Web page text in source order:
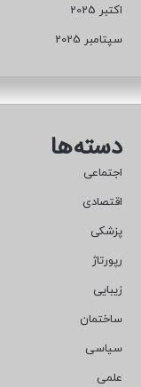
اکتبر 2025
سپتامبر 2025
دسته‌ها
اجتماعی
اقتصادی
پزشکی
رپورتاژ
زیبایی
ساختمان
سیاسی
علمی